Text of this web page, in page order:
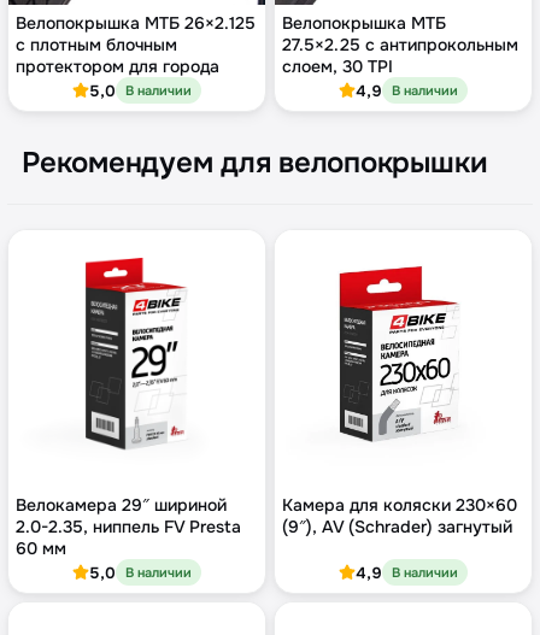
Велопокрышка МТБ 26×2.125
с плотным блочным
протектором для города
5,0 В наличии
Велопокрышка МТБ
27.5×2.25 с антипрокольным
слоем, 30 TPI
4,9 В наличии
Рекомендуем для велопокрышки
Велокамера 29″ шириной
2.0-2.35, ниппель FV Presta
60 мм
5,0 В наличии
Камера для коляски 230×60
(9″), AV (Schrader) загнутый
4,9 В наличии